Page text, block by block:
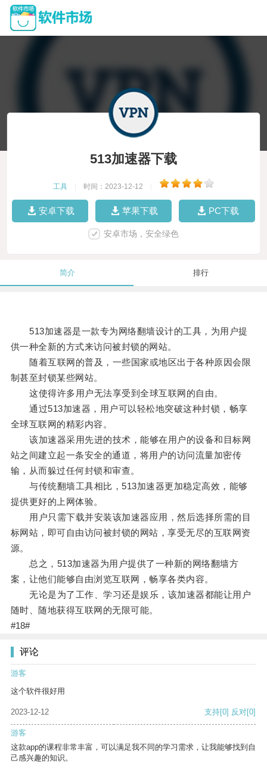
513加速器下载
工具 时间：2023-12-12
安卓下载 苹果下载 PC下载
安卓市场，安全绿色
简介 排行
513加速器是一款专为网络翻墙设计的工具，为用户提
供一种全新的方式来访问被封锁的网站。
随着互联网的普及，一些国家或地区出于各种原因会限
制甚至封锁某些网站。
这使得许多用户无法享受到全球互联网的自由。
通过513加速器，用户可以轻松地突破这种封锁，畅享
全球互联网的精彩内容。
该加速器采用先进的技术，能够在用户的设备和目标网
站之间建立起一条安全的通道，将用户的访问流量加密传
输，从而躲过任何封锁和审查。
与传统翻墙工具相比，513加速器更加稳定高效，能够
提供更好的上网体验。
用户只需下载并安装该加速器应用，然后选择所需的目
标网站，即可自由访问被封锁的网站，享受无尽的互联网资
源。
总之，513加速器为用户提供了一种新的网络翻墙方
案，让他们能够自由浏览互联网，畅享各类内容。
无论是为了工作、学习还是娱乐，该加速器都能让用户
随时、随地获得互联网的无限可能。
#18#
评论
游客
这个软件很好用
2023-12-12 支持[0] 反对[0]
游客
这款app的课程非常丰富，可以满足我不同的学习需求，让我能够找到自
己感兴趣的知识。